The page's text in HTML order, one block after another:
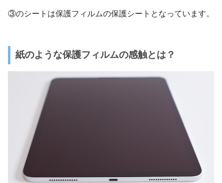
③のシートは保護フィルムの保護シートとなっています。
紙のような保護フィルムの感触とは？